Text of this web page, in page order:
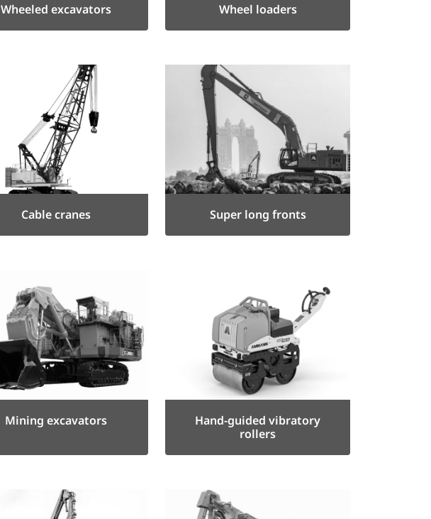
Wheeled excavators Wheel loaders
Cable cranes Super long fronts
Mining excavators
Hand-guided vibratory
rollers